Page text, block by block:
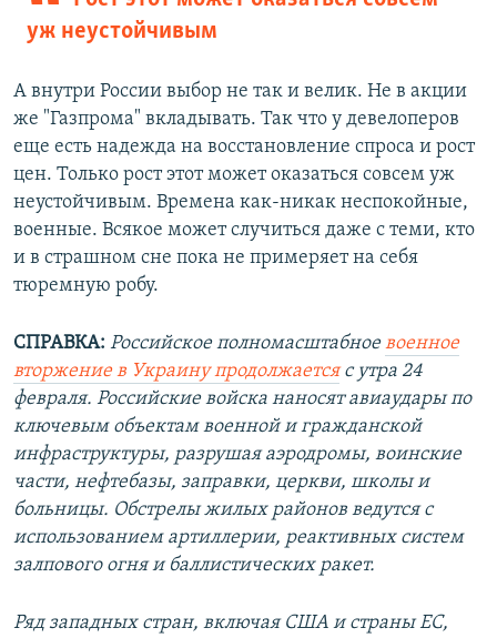
уж неустойчивым
А внутри России выбор не так и велик. Не в акции
же "Газпрома" вкладывать. Так что у девелоперов
еще есть надежда на восстановление спроса и рост
цен. Только рост этот может оказаться совсем уж
неустойчивым. Времена как-никак неспокойные,
военные. Всякое может случиться даже с теми, кто
и в страшном сне пока не примеряет на себя
тюремную робу.
СПРАВКА: Российское полномасштабноевоенное
вторжение в Украину продолжаетсяс утра 24
февраля. Российские войска наносят авиаудары по
ключевым объектам военной и гражданской
инфраструктуры, разрушая аэродромы, воинские
части, нефтебазы, заправки, церкви, школы и
больницы. Обстрелы жилых районов ведутся с
использованием артиллерии, реактивных систем
залпового огня и баллистических ракет.
Ряд западных стран, включая США и страны ЕС,